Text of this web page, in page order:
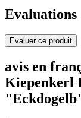
Evaluer ce produit
avis en
Kiepenkerl